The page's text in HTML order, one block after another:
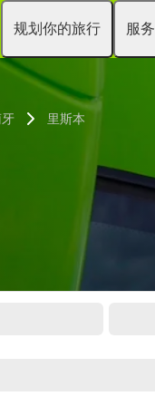
规划你的旅行 服务
里斯本